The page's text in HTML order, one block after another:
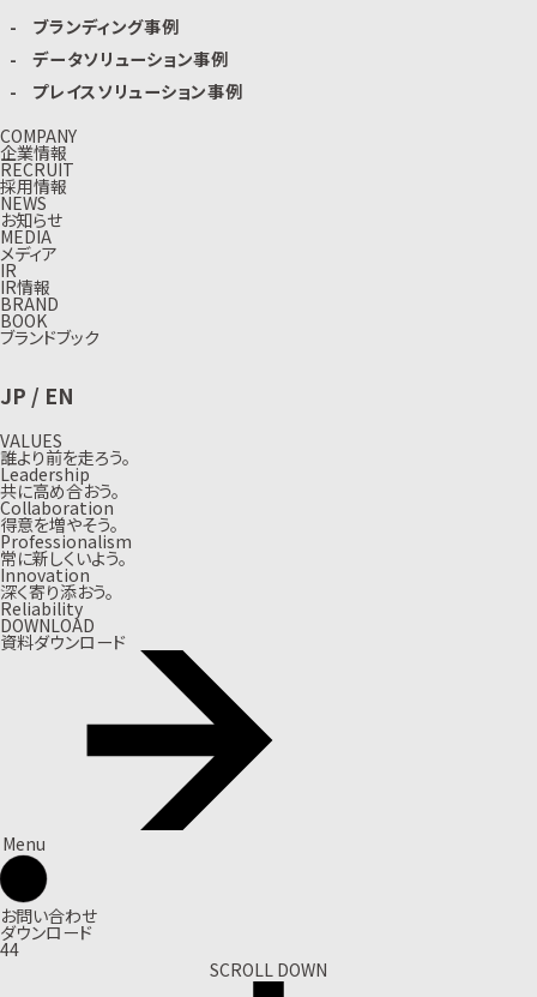
ブランディング事例
データソリューション事例
プレイスソリューション事例
COMPANY
企業情報
RECRUIT
採用情報
NEWS
お知らせ
MEDIA
メディア
IR
IR情報
BRAND
BOOK
ブランドブック
JP / EN
VALUES
誰より前を走ろう。
Leadership
共に高め合おう。
Collaboration
得意を増やそう。
Professionalism
常に新しくいよう。
Innovation
深く寄り添おう。
Reliability
DOWNLOAD
資料ダウンロード
Menu
お問い合わせ
ダウンロード
44
SCROLL DOWN